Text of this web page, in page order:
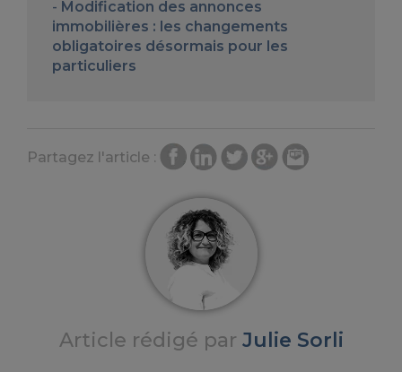
Modification des annonces
immobilières : les changements
obligatoires désormais pour les
particuliers
Partagez l'article :
Article rédigé par Julie Sorli